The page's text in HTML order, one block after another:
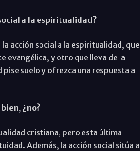
a la espiritualidad?
acción social a la espiritualidad, que
evangélica, y otro que lleva de la
suelo y ofrezca una respuesta a
¿no?
cristiana, pero esta última
Además, la acción social sitúa a